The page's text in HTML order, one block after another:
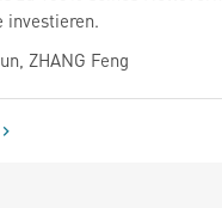
investieren.
ZHANG Feng